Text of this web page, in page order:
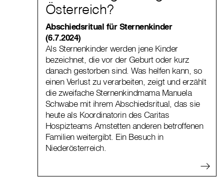
Österreich?
Abschiedsritual für Sternenkinder
(6.7.2024)
Als Sternenkinder werden jene Kinder
bezeichnet, die vor der Geburt oder kurz
danach gestorben sind. Was helfen kann, so
einen Verlust zu verarbeiten, zeigt und erzählt
die zweifache Sternenkindmama Manuela
Schwabe mit ihrem Abschiedsritual, das sie
heute als Koordinatorin des Caritas
Hospizteams Amstetten anderen betroffenen
Familien weitergibt. Ein Besuch in
Niederösterreich.